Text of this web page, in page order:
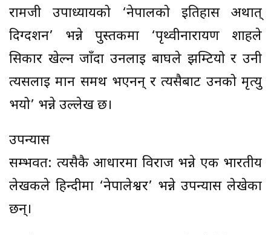
रामजी उपाध्यायको ‘नेपालको इतिहास अर्थात्
दिग्दर्शन’ भन्ने पुस्तकमा ‘पृथ्वीनारायण शाहले
सिकार खेल्न जाँदा उनलाई बाघले झम्टियो र उनी
त्यसलाई मार्न समर्थ भएनन् र त्यसैबाट उनको मृत्यु
भयो’ भन्ने उल्लेख छ।
उपन्यास
सम्भवत: त्यसैकै आधारमा विराज भन्ने एक भारतीय
लेखकले हिन्दीमा ‘नेपालेश्वर’ भन्ने उपन्यास लेखेका
छन्।